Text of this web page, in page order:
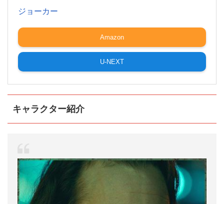
ジョーカー
Amazon
U-NEXT
キャラクター紹介